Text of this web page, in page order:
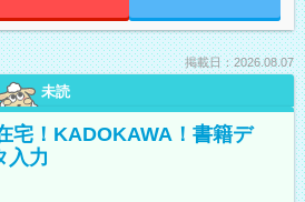
掲載日：2026.08.07
未読
宅！KADOKAWA！書籍デ
入力